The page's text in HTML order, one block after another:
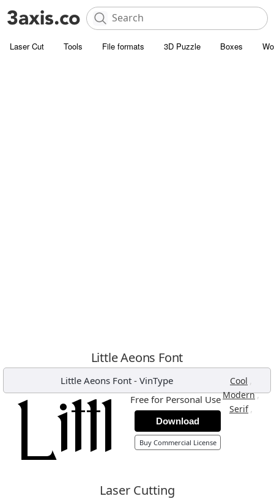
Laser Cut Tools File formats 3D Puzzle Boxes
Little Aeons Font
Little Aeons Font - VinType Cool ,
Modern,
Serif ,
Free for Personal Use
Download
Buy Commercial License
Laser Cutting